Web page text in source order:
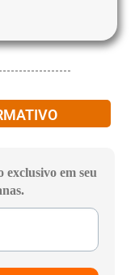
exclusivo em seu